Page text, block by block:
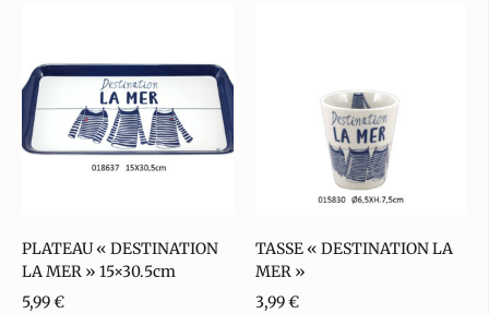
PLATEAU « DESTINATION
LA MER » 15×30.5cm
5,99€
TASSE « DESTINATION LA
MER »
3,99€